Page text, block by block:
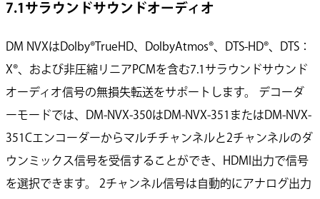
7.1サラウンドサウンドオーディオ
DM NVXはDolby®TrueHD、DolbyAtmos®、DTS-HD®、DTS：
X®、および非圧縮リニアPCMを含む7.1サラウンドサウンド
オーディオ信号の無損失転送をサポートします。 デコーダ
ーモードでは、DM-NVX-350はDM-NVX-351またはDM-NVX-
351Cエンコーダーからマルチチャンネルと2チャンネルのダ
ウンミックス信号を受信することができ、HDMI出力で信号
を選択できます。 2チャンネル信号は自動的にアナログ出力